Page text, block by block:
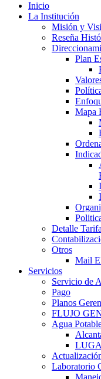
Inicio
La Institución
Misión y
Reseña
Plan
Mapa
Detalle
Otros
Mail
Servicios
Servicio de
Pago
Planos
FLUJO
Agua
Laboratorio